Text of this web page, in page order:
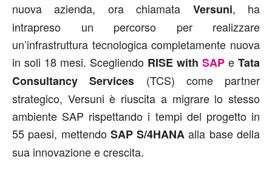
nuova azienda, ora chiamata Versuni, ha
intrapreso un percorso per realizzare
un’infrastruttura tecnologica completamente nuova
in soli 18 mesi. Scegliendo RISE with SAP e Tata
Consultancy Services (TCS) come partner
strategico, Versuni è riuscita a migrare lo stesso
ambiente SAP rispettando i tempi del progetto in
55 paesi, mettendo SAP S/4HANA alla base della
sua innovazione e crescita.